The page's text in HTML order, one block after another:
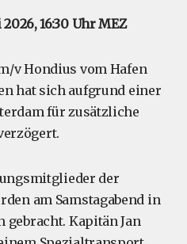
16:30 Uhr MEZ
v Hondius vom Hafen
hat sich aufgrund einer
für zusätzliche
der
am Samstagabend in
Kapitän Jan